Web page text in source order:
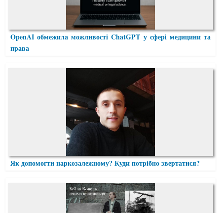
OpenAI обмежила можливості ChatGPT у сфері медицини та
права
Як допомогти наркозалежному? Куди потрібно звертатися?